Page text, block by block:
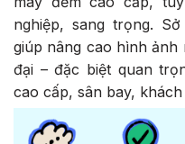
nghiệp, sang trọng.
giúp nâng cao hình ảnh
đại – đặc biệt quan
cao cấp, sân bay,